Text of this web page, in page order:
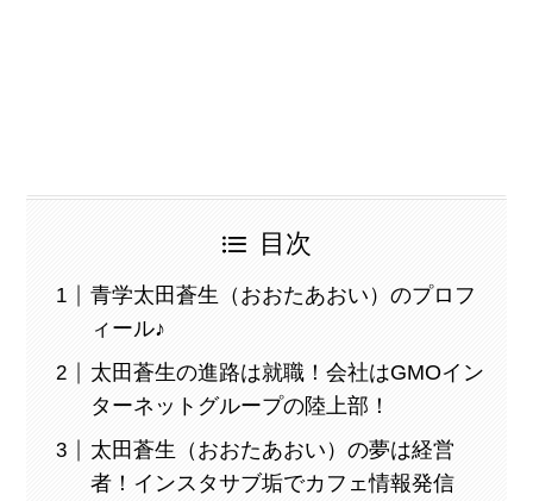
目次
青学太田蒼生（おおたあおい）のプロフ
ィール♪
太田蒼生の進路は就職！会社はGMOイン
ターネットグループの陸上部！
太田蒼生（おおたあおい）の夢は経営
者！インスタサブ垢でカフェ情報発信